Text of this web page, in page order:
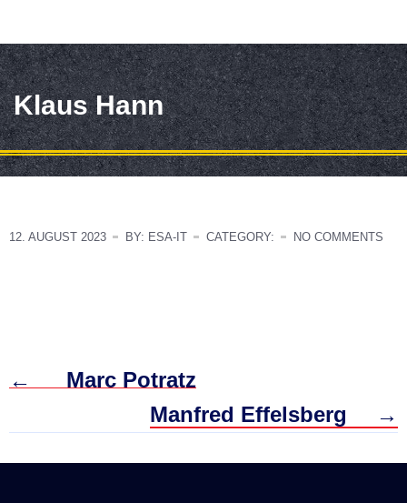
Klaus Hann
12. AUGUST 2023 BY: ESA-IT CATEGORY: NO COMMENTS
←
Marc Potratz
→
Manfred Effelsberg